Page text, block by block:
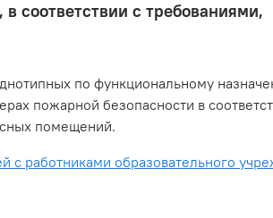
соответствии с требованиями,
по функциональному
пожарной безопасности в
помещений.
с работниками образовательного